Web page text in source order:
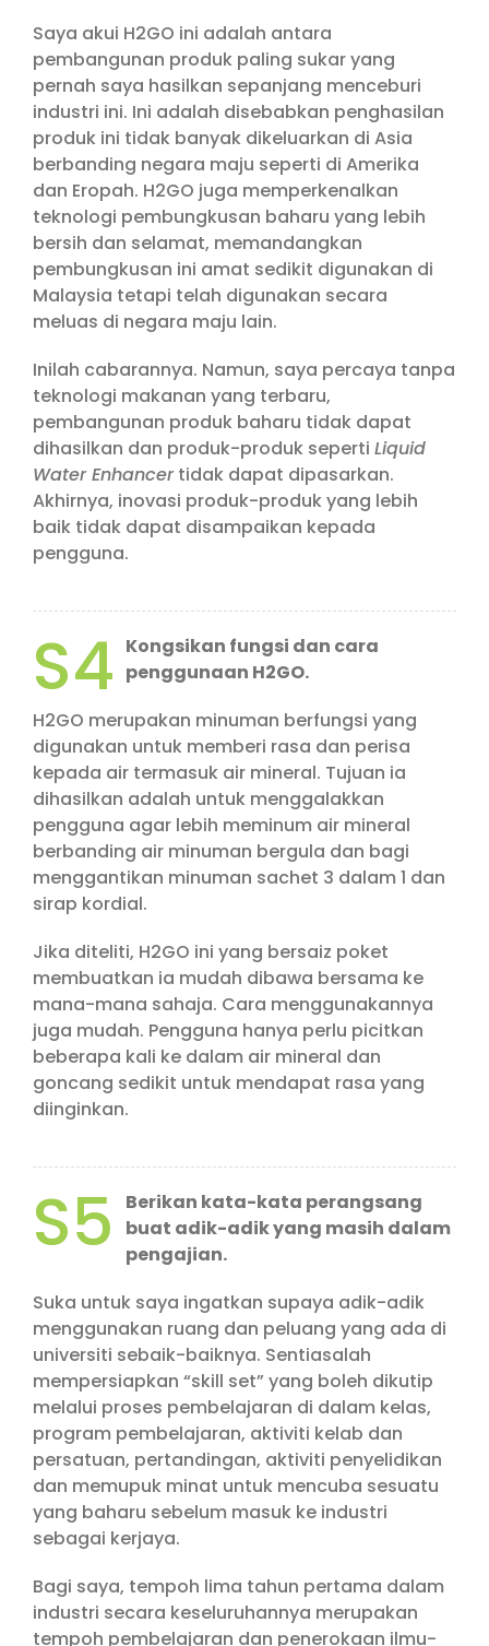
Saya akui H2GO ini adalah antara
pembangunan produk paling sukar yang
pernah saya hasilkan sepanjang menceburi
industri ini. Ini adalah disebabkan penghasilan
produk ini tidak banyak dikeluarkan di Asia
berbanding negara maju seperti di Amerika
dan Eropah. H2GO juga memperkenalkan
teknologi pembungkusan baharu yang lebih
bersih dan selamat, memandangkan
pembungkusan ini amat sedikit digunakan di
Malaysia tetapi telah digunakan secara
meluas di negara maju lain.
Inilah cabarannya. Namun, saya percaya tanpa
teknologi makanan yang terbaru,
pembangunan produk baharu tidak dapat
dihasilkan dan produk-produk seperti Liquid
Water Enhancertidak dapat dipasarkan.
Akhirnya, inovasi produk-produk yang lebih
baik tidak dapat disampaikan kepada
pengguna.
S4 Kongsikan fungsi dan cara
penggunaan H2GO.
H2GO merupakan minuman berfungsi yang
digunakan untuk memberi rasa dan perisa
kepada air termasuk air mineral. Tujuan ia
dihasilkan adalah untuk menggalakkan
pengguna agar lebih meminum air mineral
berbanding air minuman bergula dan bagi
menggantikan minuman sachet 3 dalam 1 dan
sirap kordial.
Jika diteliti, H2GO ini yang bersaiz poket
membuatkan ia mudah dibawa bersama ke
mana-mana sahaja. Cara menggunakannya
juga mudah. Pengguna hanya perlu picitkan
beberapa kali ke dalam air mineral dan
goncang sedikit untuk mendapat rasa yang
diinginkan.
S5
Berikan kata-kata perangsang
buat adik-adik yang masih dalam
pengajian.
Suka untuk saya ingatkan supaya adik-adik
menggunakan ruang dan peluang yang ada di
universiti sebaik-baiknya. Sentiasalah
mempersiapkan “skill set” yang boleh dikutip
melalui proses pembelajaran di dalam kelas,
program pembelajaran, aktiviti kelab dan
persatuan, pertandingan, aktiviti penyelidikan
dan memupuk minat untuk mencuba sesuatu
yang baharu sebelum masuk ke industri
sebagai kerjaya.
Bagi saya, tempoh lima tahun pertama dalam
industri secara keseluruhannya merupakan
tempoh pembelajaran dan penerokaan ilmu-